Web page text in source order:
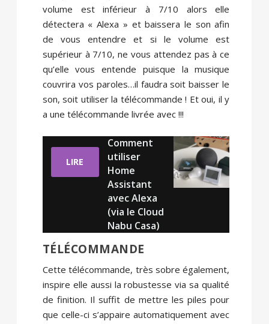
volume est inférieur à 7/10 alors elle
détectera « Alexa » et baissera le son afin
de vous entendre et si le volume est
supérieur à 7/10, ne vous attendez pas à ce
qu’elle vous entende puisque la musique
couvrira vos paroles…il faudra soit baisser le
son, soit utiliser la télécommande ! Et oui, il y
a une télécommande livrée avec !!!
LIRE
Comment
utiliser
Home
Assistant
avec Alexa
(via le Cloud
Nabu Casa)
TÉLÉCOMMANDE
Cette télécommande, très sobre également,
inspire elle aussi la robustesse via sa qualité
de finition. Il suffit de mettre les piles pour
que celle-ci s’appaire automatiquement avec